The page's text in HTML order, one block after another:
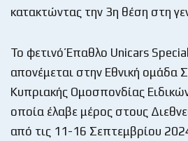
κατακτώντας την 3η θέση στη
Το φετινό Έπαθλο Unicars
απονέμεται στην Εθνική ομάδα
Κυπριακής Ομοσπονδίας
οποία έλαβε μέρος στους
από τις 11-16 Σεπτεμβρίου